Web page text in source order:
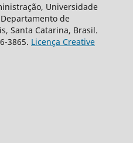
Universidade
de
Santa Catarina, Brasil.
3865. Licença Creative